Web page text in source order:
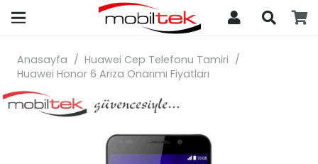
Anasayfa / Huawei Cep Telefonu Tamiri /
Huawei Honor 6 Arıza Onarımı Fiyatları